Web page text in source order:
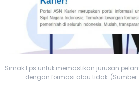
Simak tips untuk memastikan jurusan
dengan formasi atau tidak. (Sumber